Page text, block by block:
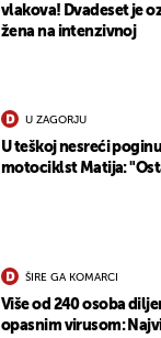
vlakova! Dvadeset je
žena na intenzivnoj
U ZAGORJU
U teškoj nesreći
motociklst Matija:
ŠIRE GA KOMARCI
Više od 240 osoba
opasnim virusom: